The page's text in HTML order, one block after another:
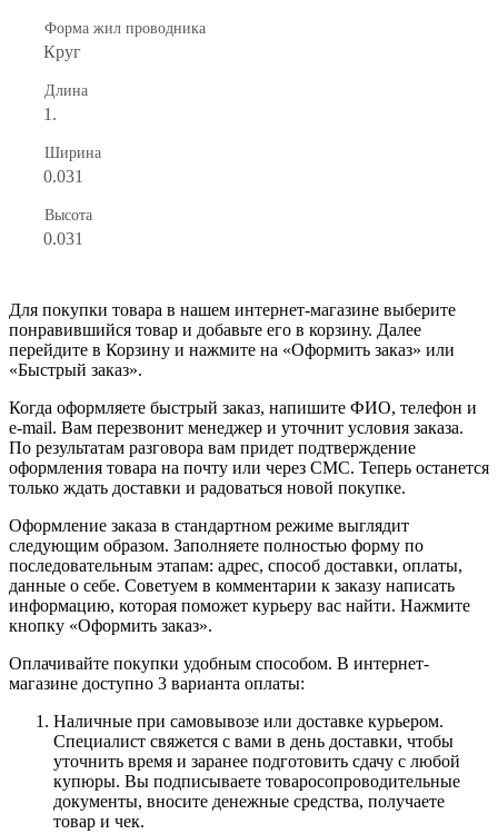
Форма жил проводника
Круг
Длина
1.
Ширина
0.031
Высота
0.031
Для покупки товара в нашем интернет-магазине выберите
понравившийся товар и добавьте его в корзину. Далее
перейдите в Корзину и нажмите на «Оформить заказ» или
«Быстрый заказ».
Когда оформляете быстрый заказ, напишите ФИО, телефон и
e-mail. Вам перезвонит менеджер и уточнит условия заказа.
По результатам разговора вам придет подтверждение
оформления товара на почту или через СМС. Теперь останется
только ждать доставки и радоваться новой покупке.
Оформление заказа в стандартном режиме выглядит
следующим образом. Заполняете полностью форму по
последовательным этапам: адрес, способ доставки, оплаты,
данные о себе. Советуем в комментарии к заказу написать
информацию, которая поможет курьеру вас найти. Нажмите
кнопку «Оформить заказ».
Оплачивайте покупки удобным способом. В интернет-
магазине доступно 3 варианта оплаты:
Наличные при самовывозе или доставке курьером.
Специалист свяжется с вами в день доставки, чтобы
уточнить время и заранее подготовить сдачу с любой
купюры. Вы подписываете товаросопроводительные
документы, вносите денежные средства, получаете
товар и чек.